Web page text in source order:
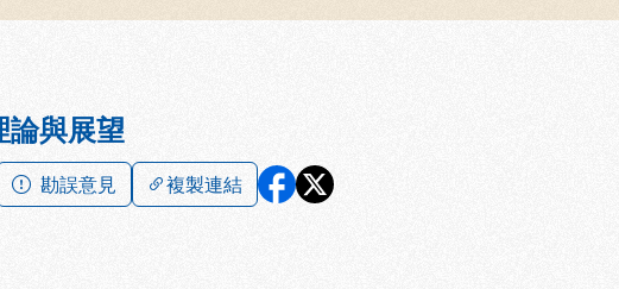
論與展望
勘誤意見 複製連結